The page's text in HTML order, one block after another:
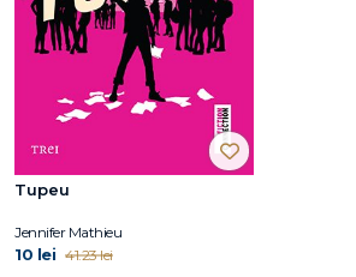
Tupeu
Jennifer Mathieu
10 lei 41.23 lei